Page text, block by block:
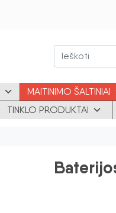
MAITINIMO ŠALTINIAI
TINKLO PRODUKTAI